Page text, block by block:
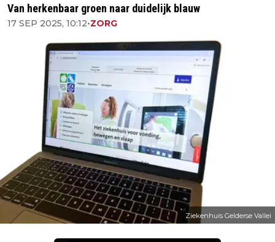
Van herkenbaar groen naar duidelijk blauw
17 SEP 2025, 10:12•ZORG
Ziekenhuis Gelderse Vallei